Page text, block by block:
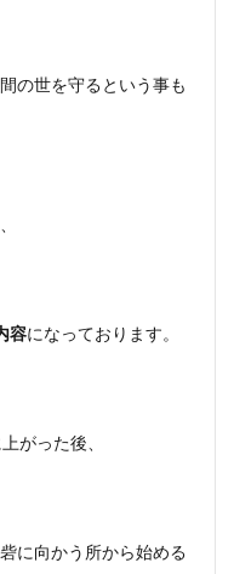
の世を守るという事も
容になっております。
がった後、
に向かう所から始める